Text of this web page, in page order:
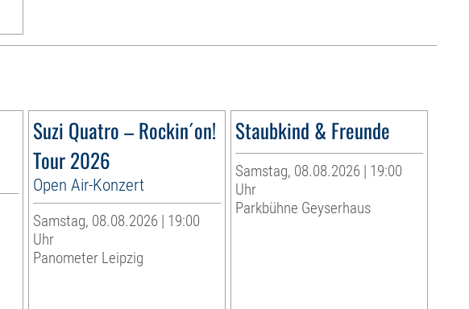
Suzi Quatro – Rockin´on!
Tour 2026
Open Air-Konzert
Samstag, 08.08.2026 | 19:00
Uhr
Panometer Leipzig
Staubkind & Freunde
Samstag, 08.08.2026 | 19:00
Uhr
Parkbühne Geyserhaus